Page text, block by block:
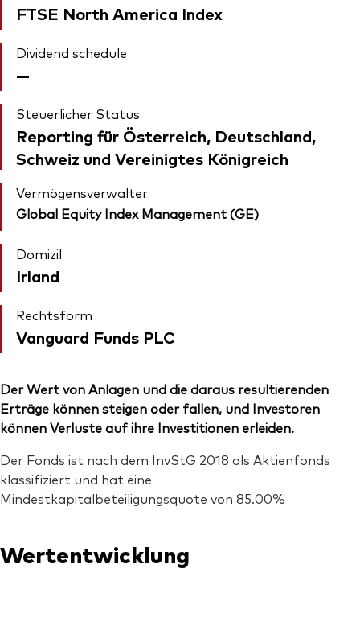
FTSE North America Index
Dividend schedule
—
Steuerlicher Status
Reporting für Österreich, Deutschland,
Schweiz und Vereinigtes Königreich
Vermögensverwalter
Global Equity Index Management (GE)
Domizil
Irland
Rechtsform
Vanguard Funds PLC
Der Wert von Anlagen und die daraus resultierenden
Erträge können steigen oder fallen, und Investoren
können Verluste auf ihre Investitionen erleiden.
Der Fonds ist nach dem InvStG 2018 als Aktienfonds
klassifiziert und hat eine
Mindestkapitalbeteiligungsquote von 85.00%
Wertentwicklung